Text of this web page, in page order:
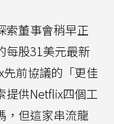
索董事會稍早正
每股31美元最新
前協議的「更佳
提供Netflix四個工
，但這家串流龍